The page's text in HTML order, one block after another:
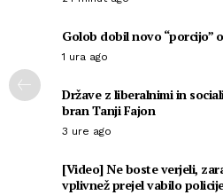
Golob dobil novo “porcijo”
1 ura ago
Države z liberalnimi in
bran Tanji Fajon
3 ure ago
[Video] Ne boste verjeli,
vplivnež prejel vabilo